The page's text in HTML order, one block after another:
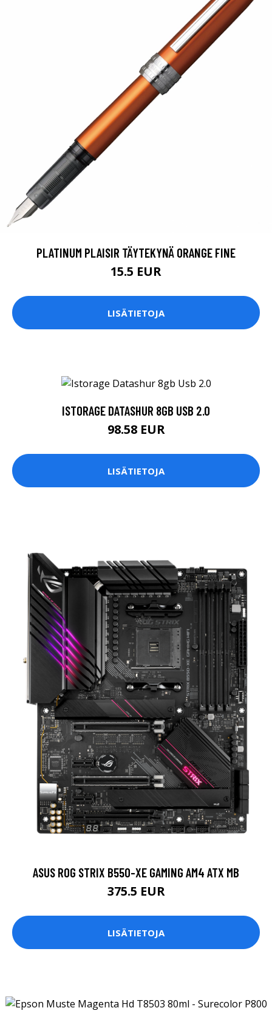
PLATINUM PLAISIR TÄYTEKYNÄ ORANGE FINE
15.5 EUR
LISÄTIETOJA
ISTORAGE DATASHUR 8GB USB 2.0
98.58 EUR
LISÄTIETOJA
ASUS ROG STRIX B550-XE GAMING AM4 ATX MB
375.5 EUR
LISÄTIETOJA